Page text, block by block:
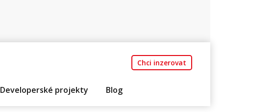
Chci inzerovat
Developerské projekty Blog